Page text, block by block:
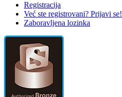
Registracija
Već ste registrovani? Prijavi se!
Zaboravljena lozinka